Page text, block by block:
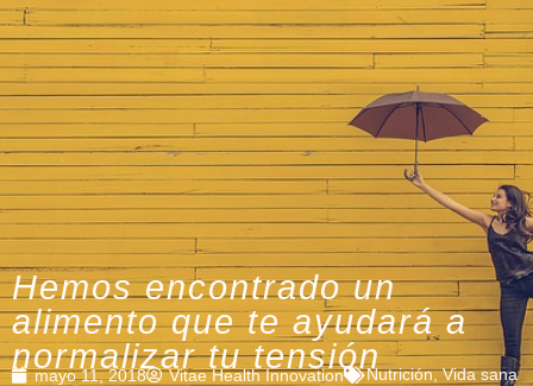
Hemos encontrado un
alimento que te ayudará a
normalizar tu tensión
mayo 11, 2018 Vitae Health Innovation Nutrición,Vida sana